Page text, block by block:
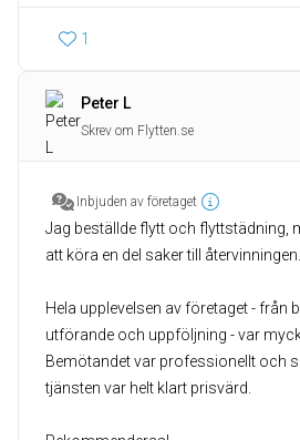
1
Peter L
Skrev om Flytten.se
Inbjuden av företaget
Jag beställde flytt och flyttstädning,
att köra en del saker till återvinningen.
Hela upplevelsen av företaget - från
utförande och uppföljning - var
Bemötandet var professionellt och
tjänsten var helt klart prisvärd.